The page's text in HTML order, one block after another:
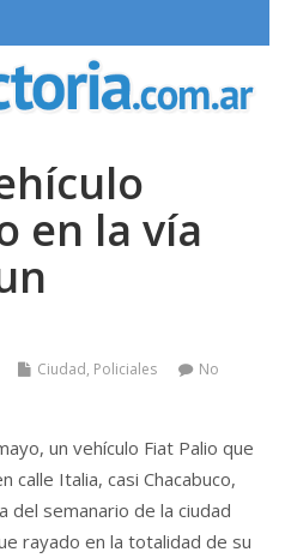
en la vía
Ciudad, Policiales
No
un vehículo Fiat Palio que
calle Italia, casi Chacabuco,
semanario de la ciudad
rayado en la totalidad de su